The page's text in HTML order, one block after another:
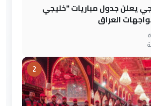
يعلن جدول مباريات "خليجي
2